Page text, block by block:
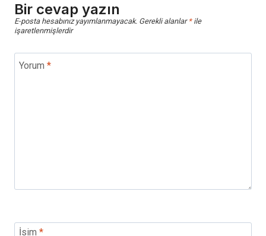
Bir cevap yazın
E-posta hesabınız yayımlanmayacak. Gerekli alanlar *ile
işaretlenmişlerdir
Yorum *
İsim *